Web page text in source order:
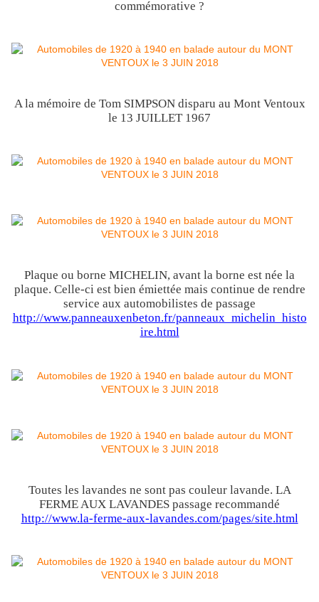
commémorative ?
A la mémoire de Tom SIMPSON disparu au Mont Ventoux
le 13 JUILLET 1967
Plaque ou borne MICHELIN, avant la borne est née la
plaque. Celle-ci est bien émiettée mais continue de rendre
service aux automobilistes de passage
http://www.panneauxenbeton.fr/panneaux_michelin_histo
ire.html
Toutes les lavandes ne sont pas couleur lavande. LA
FERME AUX LAVANDES passage recommandé
http://www.la-ferme-aux-lavandes.com/pages/site.html